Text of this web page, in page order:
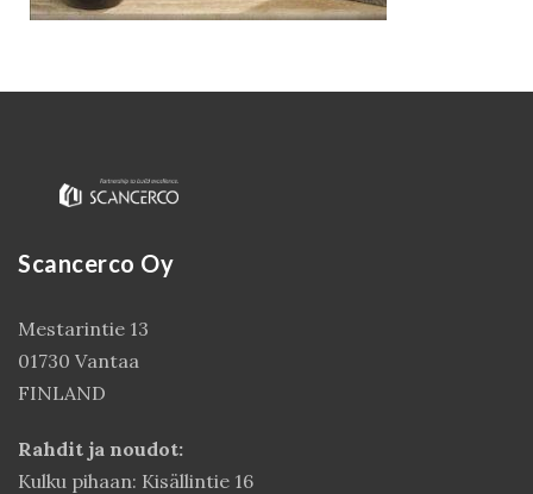
Scancerco Oy
Mestarintie 13
01730 Vantaa
FINLAND
Rahdit ja noudot:
Kulku pihaan: Kisällintie 16